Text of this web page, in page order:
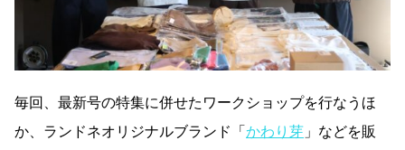
毎回、最新号の特集に併せたワークショップを行なうほ
か、ランドネオリジナルブランド「かわり芽 」などを販